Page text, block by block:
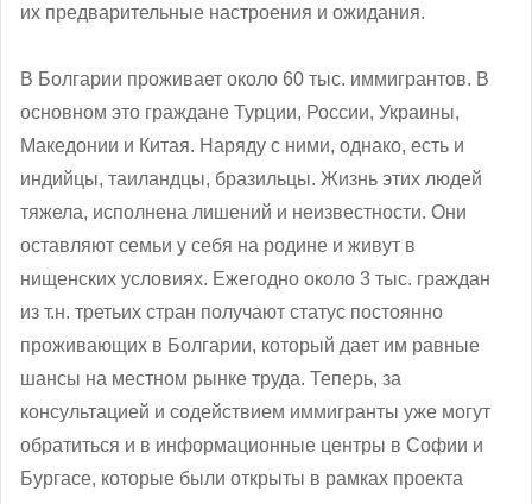
их предварительные настроения и ожидания.
В Болгарии проживает около 60 тыс. иммигрантов. В
основном это граждане Турции, России, Украины,
Македонии и Китая. Наряду с ними, однако, есть и
индийцы, таиландцы, бразильцы. Жизнь этих людей
тяжела, исполнена лишений и неизвестности. Они
оставляют семьи у себя на родине и живут в
нищенских условиях. Ежегодно около 3 тыс. граждан
из т.н. третьих стран получают статус постоянно
проживающих в Болгарии, который дает им равные
шансы на местном рынке труда. Теперь, за
консультацией и содействием иммигранты уже могут
обратиться и в информационные центры в Софии и
Бургасе, которые были открыты в рамках проекта